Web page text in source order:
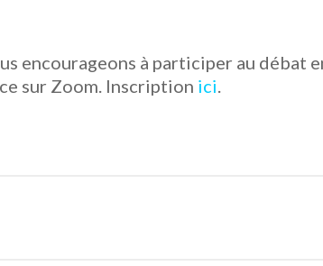
encourageons à participer au débat
sur Zoom. Inscription ici.